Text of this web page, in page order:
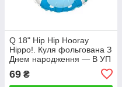
Q 18" Hip Hip Hooray
Hippo!. Куля фольгована З
Днем народження — В УП
69 ₴